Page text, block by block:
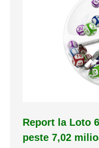
Report la Loto
peste 7,02